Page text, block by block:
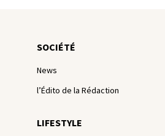
SOCIÉTÉ
News
l’Édito de la Rédaction
LIFESTYLE